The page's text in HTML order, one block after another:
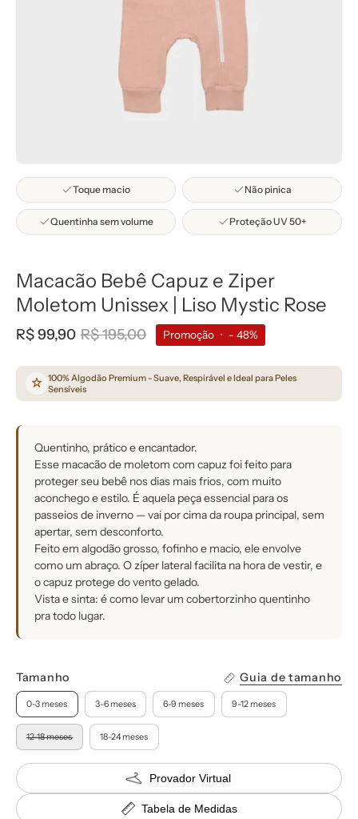
Toque macio Não pinica
Quentinha sem volume Proteção UV 50+
Macacão Bebê Capuz e Ziper
Moletom Unissex | Liso Mystic Rose
R$ 99,90 R$ 195,00 Promoção • - 48%
100% Algodão Premium - Suave, Respirável e Ideal para Peles
Sensíveis
Quentinho, prático e encantador.
Esse macacão de moletom com capuz foi feito para
proteger seu bebê nos dias mais frios, com muito
aconchego e estilo. É aquela peça essencial para os
passeios de inverno — vai por cima da roupa principal, sem
apertar, sem desconforto.
Feito em algodão grosso, fofinho e macio, ele envolve
como um abraço. O zíper lateral facilita na hora de vestir, e
o capuz protege do vento gelado.
Vista e sinta: é como levar um cobertorzinho quentinho
pra todo lugar.
Tamanho Guia de tamanho
0-3 meses 3-6 meses 6-9 meses 9-12 meses
12-18 meses 18-24 meses
Provador Virtual
Tabela de Medidas